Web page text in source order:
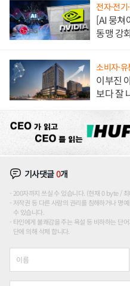
전자·전기
[AI 뭉쳐
동맹 강
소비자·유
이부진
보다 잘
기사댓글0개
200자까지 쓰실 수 있습니다. (현재 0 byte /
저작권 등 다른 사람의 권리를 침해하거나 명
수 있습니다.
타인에게 불쾌감을 주는 욕설 등 비하하는 단
단에 의해 삭제 합니다.